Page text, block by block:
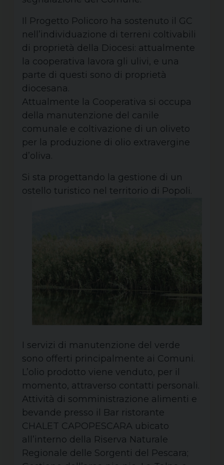
Il Progetto Policoro ha sostenuto il GC
nell’individuazione di terreni coltivabili
di proprietà della Diocesi: attualmente
la cooperativa lavora gli ulivi, e una
parte di questi sono di proprietà
diocesana.
Attualmente la Cooperativa si occupa
della manutenzione del canile
comunale e coltivazione di un oliveto
per la produzione di olio extravergine
d’oliva.
Si sta progettando la gestione di un
ostello turistico nel territorio di Popoli.
I servizi di manutenzione del verde
sono offerti principalmente ai Comuni.
L’olio prodotto viene venduto, per il
momento, attraverso contatti personali.
Attività di somministrazione alimenti e
bevande presso il Bar ristorante
CHALET CAPOPESCARA ubicato
all’interno della Riserva Naturale
Regionale delle Sorgenti del Pescara;